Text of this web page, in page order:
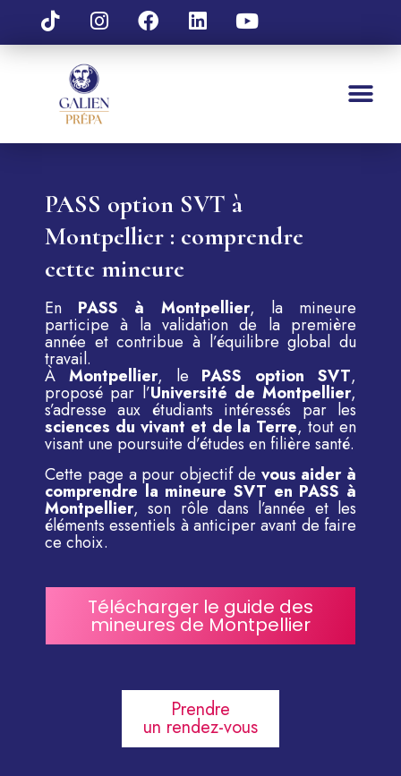
PASS option SVT à
Montpellier : comprendre
cette mineure
En PASS à Montpellier, la mineure
participe à la validation de la première
année et contribue à l’équilibre global du
travail.
À Montpellier, le PASS option SVT,
proposé par l’Université de Montpellier,
s’adresse aux étudiants intéressés par les
sciences du vivant et de la Terre, tout en
visant une poursuite d’études en filière santé.
Cette page a pour objectif de vous aider à
comprendre la mineure SVT en PASS à
Montpellier, son rôle dans l’année et les
éléments essentiels à anticiper avant de faire
ce choix.
Télécharger le guide des
mineures de Montpellier
Prendre
un rendez-vous